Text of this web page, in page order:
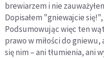
brewiarzem i nie
Dopisałem "gniewajcie
Podsumowując więc ten
prawo w miłości do
się nim – ani tłumienia, ani